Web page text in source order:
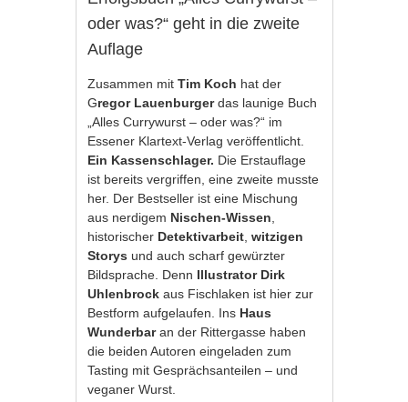
oder was?“ geht in die zweite
Auflage
Zusammen mitTim Koch hat der
Gregor Lauenburgerdas launige Buch
„Alles Currywurst – oder was?“ im
Essener Klartext-Verlag veröffentlicht.
Ein Kassenschlager. Die Erstauflage
ist bereits vergriffen, eine zweite musste
her. Der Bestseller ist eine Mischung
aus nerdigem Nischen-Wissen
historischer Detektivarbeit ,witzigen
Storys und auch scharf gewürzter
Bildsprache. Denn Illustrator Dirk
Uhlenbrockaus Fischlaken ist hier zur
Bestform aufgelaufen. Ins Haus
Wunderbaran der Rittergasse haben
die beiden Autoren eingeladen zum
Tasting mit Gesprächsanteilen – und
veganer Wurst.